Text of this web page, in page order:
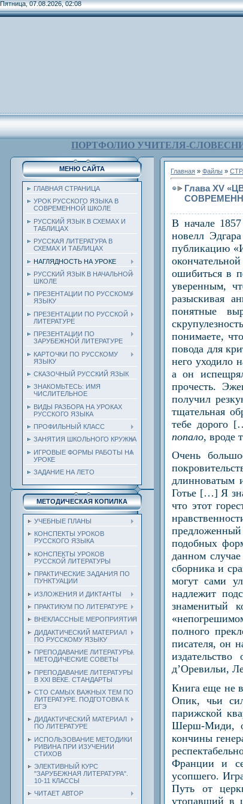
Пятница, 07.08.2026, 02:08
ПОРТФОЛИО УЧИТЕЛЯ-
МЕНЮ САЙТА
ГЛАВНАЯ СТРАНИЦА
УРОК РУССКОГО ЯЗЫКА В
СОВРЕМЕННОЙ ШКОЛЕ
РУССКИЙ ЯЗЫК В СХЕМАХ И
ТАБЛИЦАХ
РУССКАЯ ЛИТЕРАТУРА В
СХЕМАХ И ТАБЛИЦАХ
НАГЛЯДНОСТЬ НА УРОКЕ
РУССКИЙ ЯЗЫК В НАЧАЛЬНОЙ
ШКОЛЕ
ПРЕЗЕНТАЦИИ ПО РУССКОМУ
ЯЗЫКУ
ПРЕЗЕНТАЦИИ ПО РУССКОЙ
ЛИТЕРАТУРЕ
ПРЕЗЕНТАЦИИ ПО
ЗАРУБЕЖНОЙ ЛИТЕРАТУРЕ
КАРТОЧКИ ПО РУССКОМУ
ЯЗЫКУ
СКАЗОЧНЫЙ РУССКИЙ ЯЗЫК
ЗНАКОМЬТЕСЬ: ИМЯ
ЧИСЛИТЕЛЬНОЕ
ВИДЫ РАЗБОРА НА УРОКАХ
РУССКОГО ЯЗЫКА
ПРОФИЛЬНЫЙ КЛАСС
ЗАНЯТИЯ ШКОЛЬНОГО КРУЖКА
ИГРОВЫЕ ФОРМЫ РАБОТЫ НА
УРОКЕ
ЗАДАНИЕ НА ЛЕТО
МЕТОДИЧЕСКАЯ КОПИЛКА
УЧЕБНЫЕ ПЛАНЫ
КОНСПЕКТЫ УРОКОВ
РУССКОГО ЯЗЫКА
КОНСПЕКТЫ УРОКОВ
РУССКОЙ ЛИТЕРАТУРЫ
ПРАКТИЧЕСКИЕ ЗАДАНИЯ ПО
ПУНКТУАЦИИ
ИЗЛОЖЕНИЯ И ДИКТАНТЫ
ПРАКТИКУМ ПО ЛИТЕРАТУРЕ
ВНЕКЛАССНЫЕ МЕРОПРИЯТИЯ
ДИДАКТИЧЕСКИЙ МАТЕРИАЛ
ПО РУССКОМУ ЯЗЫКУ
ПРЕПОДАВАНИЕ ЛИТЕРАТУРЫ.
МЕТОДИЧЕСКИЕ СОВЕТЫ
ПРЕПОДАВАНИЕ ЛИТЕРАТУРЫ
В XXI ВЕКЕ. СТАНДАРТЫ
СТО САМЫХ ВАЖНЫХ ТЕМ ПО
ЛИТЕРАТУРЕ. ПОДГОТОВКА К
ЕГЭ
ДИДАКТИЧЕСКИЙ МАТЕРИАЛ
ПО ЛИТЕРАТУРЕ
ИСПОЛЬЗОВАНИЕ МЕТОДИКИ
РИВИНА ПРИ ИЗУЧЕНИИ
СТИХОВ
ЭЛЕКТИВНЫЙ КУРС
"ЗАРУБЕЖНАЯ ЛИТЕРАТУРА".
10-11 КЛАССЫ
ЧИТАЕТ АВТОР
Главная » Файлы »
Глава XV
В начале
новелл
публикацию
ошибиться в
уверенным,
разыскивая
понятные
понимаете,
повода для
него уходило
а он
прочесть.
получил
тщательная
тебе дорого
попало, вроде
Очень
длинноватым
Готье […] Я
что этот
предложенный
подобных
данном
сборника и
могут сами
надлежит
знаменитый
полного
писателя, он
д’Оревильи,
Книга еще не
Опик, чьи
парижской
Шерш-Миди,
кончины
Франции и
усопшего.
Путь от
утопавший в